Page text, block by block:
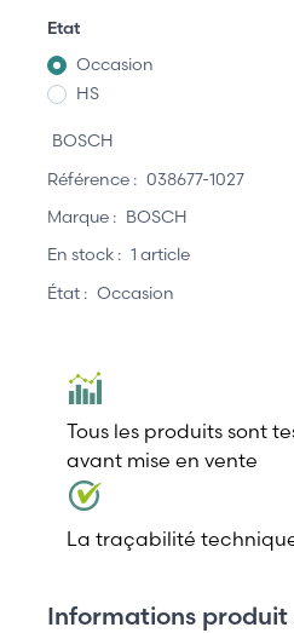
Etat
Occasion
HS
BOSCH
Référence : 038677-1027
Marque : BOSCH
En stock : 1 article
État : Occasion
Tous les produits sont
avant mise en vente
La traçabilité
Informations produit